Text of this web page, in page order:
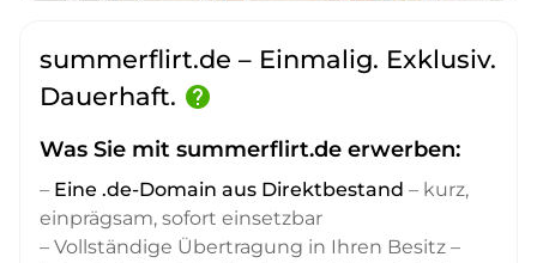
summerflirt.de – Einmalig. Exklusiv.
Dauerhaft. help
Was Sie mit summerflirt.de erwerben:
– Eine .de-Domain aus Direktbestand – kurz,
einprägsam, sofort einsetzbar
– Vollständige Übertragung in Ihren Besitz –